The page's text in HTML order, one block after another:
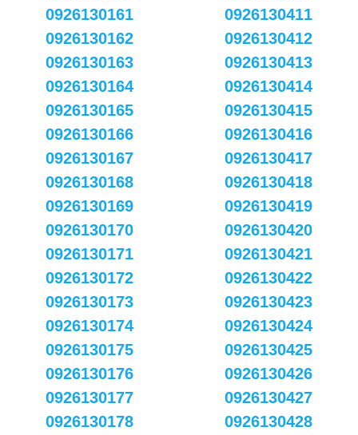
0926130161
0926130162
0926130163
0926130164
0926130165
0926130166
0926130167
0926130168
0926130169
0926130170
0926130171
0926130172
0926130173
0926130174
0926130175
0926130176
0926130177
0926130178
0926130411
0926130412
0926130413
0926130414
0926130415
0926130416
0926130417
0926130418
0926130419
0926130420
0926130421
0926130422
0926130423
0926130424
0926130425
0926130426
0926130427
0926130428